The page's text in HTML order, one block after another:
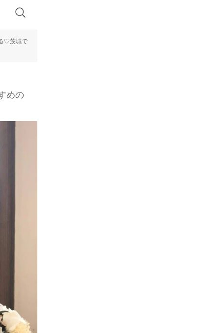
♡茨城で
めの